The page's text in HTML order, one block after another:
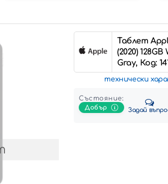
Таблет
(2020)
Gray, Код:
технически
Състояние:
Добър
Задай